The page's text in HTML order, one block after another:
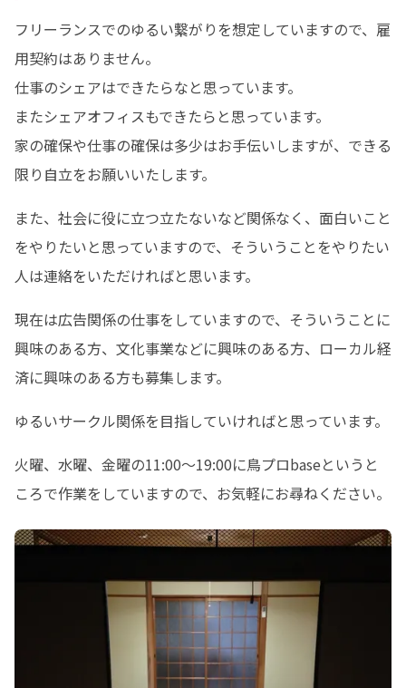
フリーランスでのゆるい繋がりを想定していますので、雇
用契約はありません。
仕事のシェアはできたらなと思っています。
またシェアオフィスもできたらと思っています。
家の確保や仕事の確保は多少はお手伝いしますが、できる
限り自立をお願いいたします。
また、社会に役に立つ立たないなど関係なく、面白いこと
をやりたいと思っていますので、そういうことをやりたい
人は連絡をいただければと思います。
現在は広告関係の仕事をしていますので、そういうことに
興味のある方、文化事業などに興味のある方、ローカル経
済に興味のある方も募集します。
ゆるいサークル関係を目指していければと思っています。
火曜、水曜、金曜の11:00〜19:00に鳥プロbaseというと
ころで作業をしていますので、お気軽にお尋ねください。